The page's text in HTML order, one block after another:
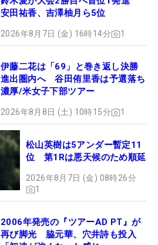
安田祐香、吉澤柚月ら5位
2026年8月7日 (金) 16時14分 1
伊藤二花は「69」と巻き返し決勝
進出圏内へ 谷田侑里香は予選落ち
濃厚/米女子下部ツアー
2026年8月8日 (土) 10時15分 1
松山英樹は5アンダー暫定11
位 第1Rは悪天候のため順延
2026年8月7日 (金) 08時26分
1
2006年発売の『ツアーAD PT』が
再び脚光 脇元華、穴井詩も投入